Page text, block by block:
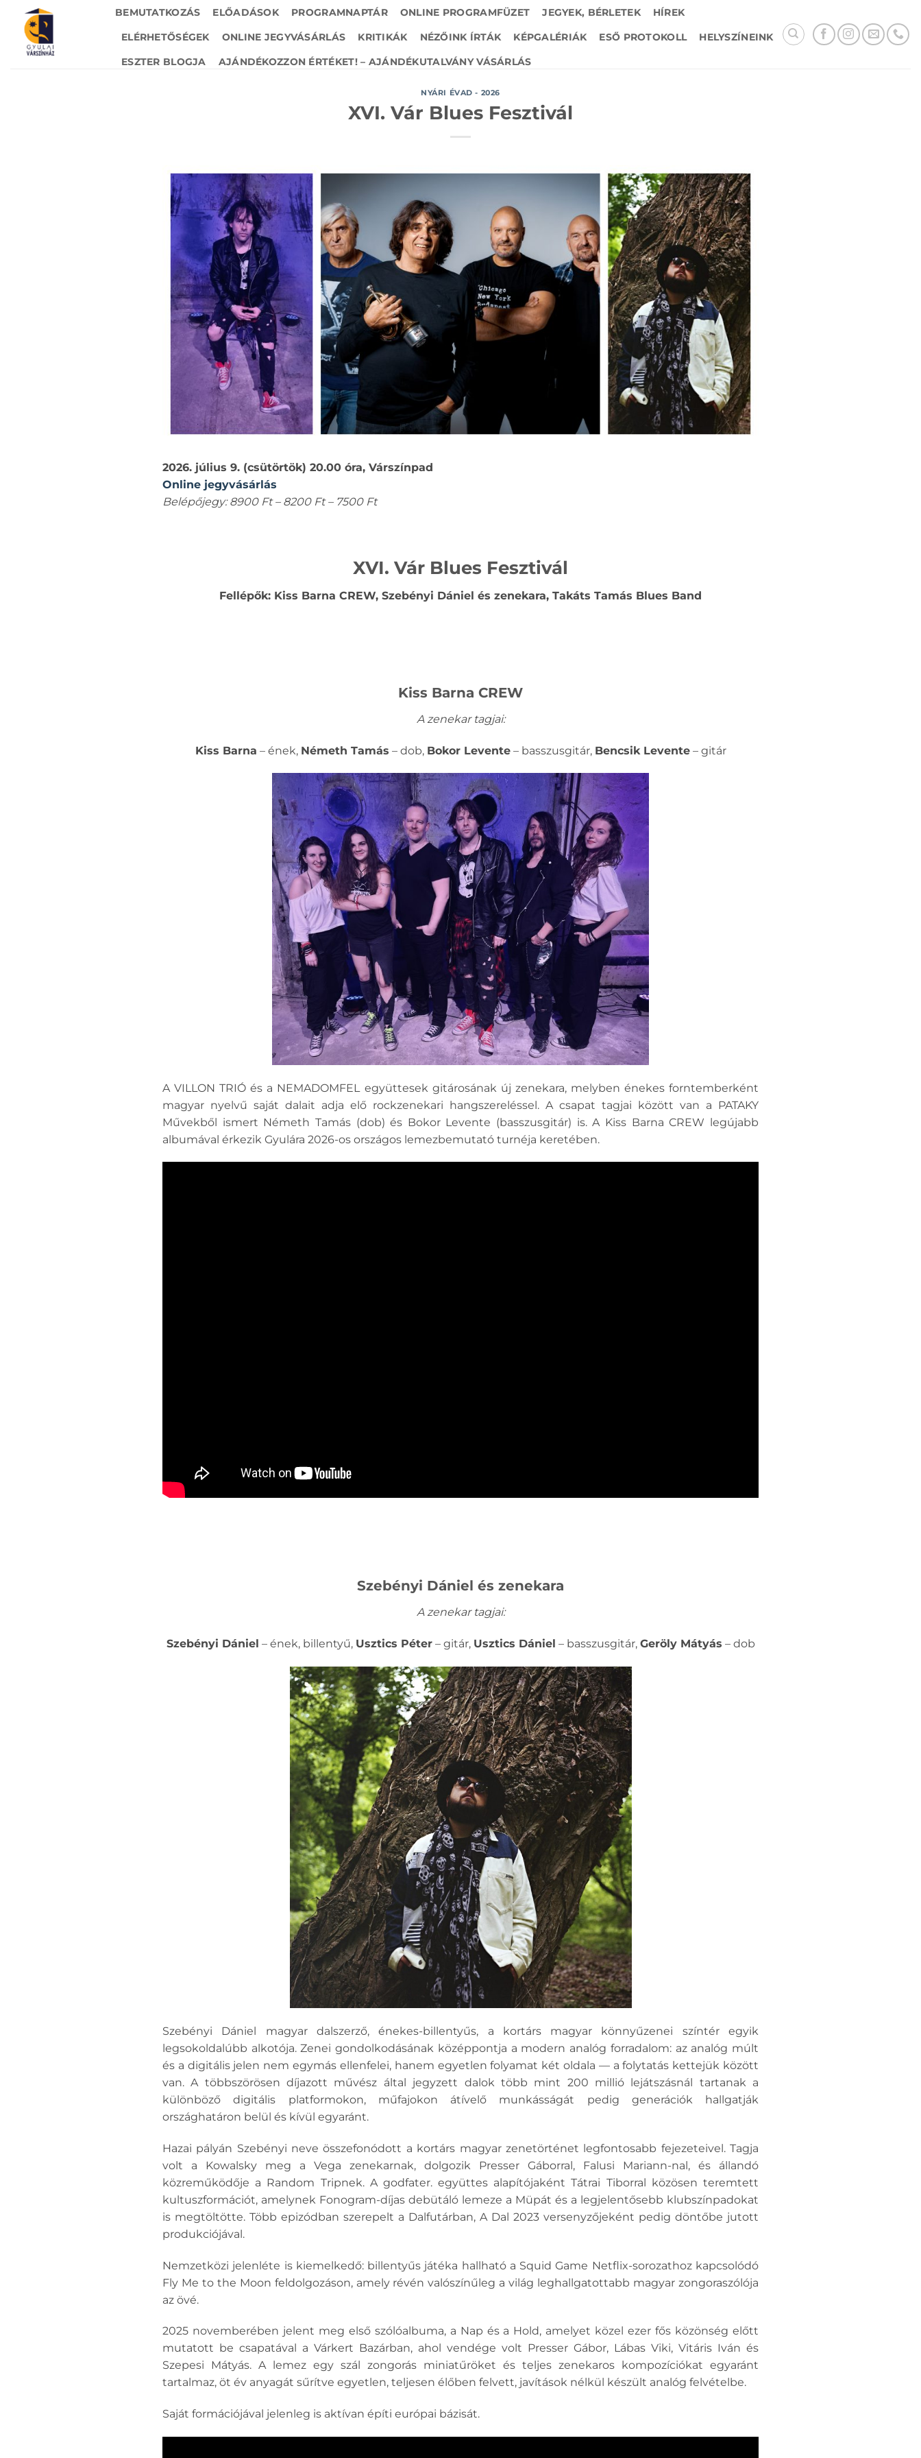
content
BEMUTATKOZÁS ELŐADÁSOK PROGRAMNAPTÁR ONLINE PROGRAMFÜZET JEGYEK, BÉRLETEK
HÍREK
ELÉRHETŐSÉGEK
ONLINE JEGYVÁSÁRLÁS KRITIKÁK NÉZŐINK ÍRTÁK KÉPGALÉRIÁK ESŐ PROTOKOLL
HELYSZÍNEINK
ESZTER BLOGJA
AJÁNDÉKOZZON ÉRTÉKET! – AJÁNDÉKUTALVÁNY VÁSÁRLÁS
NYÁRI ÉVAD - 2026
XVI. Vár Blues Fesztivál
2026. július 9. (csütörtök) 20.00 óra, Várszínpad
Online jegyvásárlás
Belépőjegy: 8900 Ft – 8200 Ft – 7500 Ft
XVI. Vár Blues Fesztivál
Fellépők: Kiss Barna CREW, Szebényi Dániel és zenekara, Takáts Tamás Blues Band
Kiss Barna CREW
A zenekar tagjai:
Kiss Barna – ének, Németh Tamás – dob, Bokor Levente– basszusgitár, Bencsik Levente– gitár
A VILLON TRIÓ és a NEMADOMFEL együttesek gitárosának új zenekara, melyben énekes forntemberként
magyar nyelvű saját dalait adja elő rockzenekari hangszereléssel. A csapat tagjai között van a PATAKY
Művekből ismert Németh Tamás (dob) és Bokor Levente (basszusgitár) is. A Kiss Barna CREW legújabb
albumával érkezik Gyulára 2026-os országos lemezbemutató turnéja keretében.
Szebényi Dániel és zenekara
A zenekar tagjai:
Szebényi Dániel – ének, billentyű, Usztics Péter– gitár, Usztics Dániel – basszusgitár, Geröly Mátyás – dob
Szebényi Dániel magyar dalszerző, énekes-billentyűs, a kortárs magyar könnyűzenei színtér egyik
legsokoldalúbb alkotója. Zenei gondolkodásának középpontja a modern analóg forradalom: az analóg múlt
és a digitális jelen nem egymás ellenfelei, hanem egyetlen folyamat két oldala — a folytatás kettejük között
van. A többszörösen díjazott művész által jegyzett dalok több mint 200 millió lejátszásnál tartanak a
különböző digitális platformokon, műfajokon átívelő munkásságát pedig generációk hallgatják
országhatáron belül és kívül egyaránt.
Hazai pályán Szebényi neve összefonódott a kortárs magyar zenetörténet legfontosabb fejezeteivel. Tagja
volt a Kowalsky meg a Vega zenekarnak, dolgozik Presser Gáborral, Falusi Mariann-nal, és állandó
közreműködője a Random Tripnek. A godfater. együttes alapítójaként Tátrai Tiborral közösen teremtett
kultuszformációt, amelynek Fonogram-díjas debütáló lemeze a Müpát és a legjelentősebb klubszínpadokat
is megtöltötte. Több epizódban szerepelt a Dalfutárban, A Dal 2023 versenyzőjeként pedig döntőbe jutott
produkciójával.
Nemzetközi jelenléte is kiemelkedő: billentyűs játéka hallható a Squid Game Netflix-sorozathoz kapcsolódó
Fly Me to the Moon feldolgozáson, amely révén valószínűleg a világ leghallgatottabb magyar zongoraszólója
az övé.
2025 novemberében jelent meg első szólóalbuma, a Nap és a Hold, amelyet közel ezer fős közönség előtt
mutatott be csapatával a Várkert Bazárban, ahol vendége volt Presser Gábor, Lábas Viki, Vitáris Iván és
Szepesi Mátyás. A lemez egy szál zongorás miniatűröket és teljes zenekaros kompozíciókat egyaránt
tartalmaz, öt év anyagát sűrítve egyetlen, teljesen élőben felvett, javítások nélkül készült analóg felvételbe.
Saját formációjával jelenleg is aktívan építi európai bázisát.